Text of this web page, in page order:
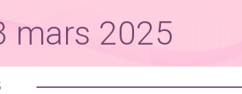
mars 2025